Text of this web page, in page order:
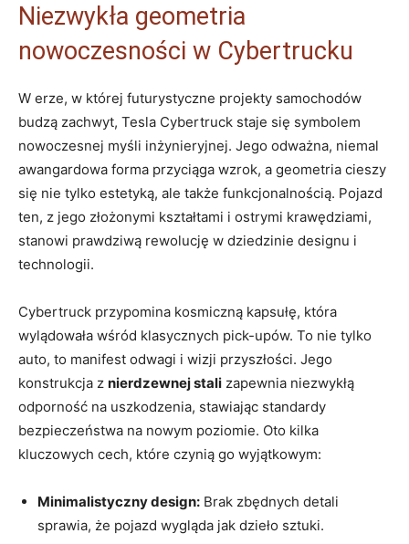
Niezwykła geometria
nowoczesności w Cybertrucku
W erze, w której futurystyczne projekty samochodów
budzą zachwyt, Tesla Cybertruck‍ staje się symbolem
nowoczesnej myśli inżynieryjnej. Jego⁣ odważna, niemal
awangardowa ​forma przyciąga wzrok, a geometria cieszy
się nie tylko estetyką, ale także ​funkcjonalnością. Pojazd
ten, z jego złożonymi kształtami i ostrymi krawędziami,
stanowi prawdziwą rewolucję w dziedzinie designu i
technologii.
Cybertruck​ przypomina​ kosmiczną kapsułę,‌ która
‍wylądowała ‍wśród klasycznych pick-upów. To nie tylko
auto, to manifest ⁢odwagi i⁤ wizji przyszłości. Jego
konstrukcja z nierdzewnej stali zapewnia‍ niezwykłą
odporność na uszkodzenia, stawiając standardy
‌bezpieczeństwa na nowym ⁢poziomie. ‌Oto kilka⁤
kluczowych cech, ​które czynią⁢ go wyjątkowym:
Minimalistyczny design: Brak zbędnych detali
‍sprawia, że pojazd wygląda jak dzieło sztuki.